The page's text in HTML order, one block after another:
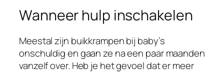
Wanneer hulp inschakelen
Meestal zijn buikkrampen bij baby’s
onschuldig en gaan ze na een paar maanden
vanzelf over. Heb je het gevoel dat er meer